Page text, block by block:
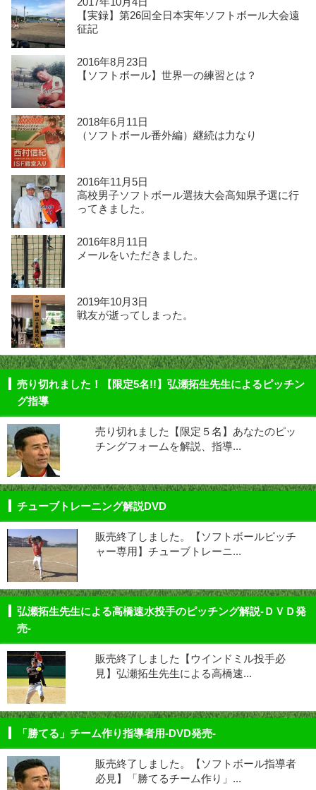
【実録】第26回全日本実年ソフトボール大会遠
征記
2016年8月23日
【ソフトボール】世界一の練習とは？
2018年6月11日
（ソフトボール番外編）継続は力なり
2016年11月5日
高校男子ソフトボール選抜大会高知県予選に行
ってきました。
2016年8月11日
メールをいただきました。
2019年10月3日
戦友が逝ってしまった。
売り切れました！【限定5名!!】弘瀬拓生先生によるピッチン
グ指導
売り切れました【限定５名】あなたのピッ
チングフォームを解説、指導...
チューブトレーニング解説DVD
販売終了しました。【ソフトボールピッチ
ャー専用】チューブトレーニ...
弘瀬拓生先生による高橋速水投手のピッチング解説-ＤＶＤ発
売-
販売終了しました【ウインドミル投手必
見】弘瀬拓生先生による高橋速...
「勝てる」チーム作り指導者用-DVD発売-
販売終了しました。【ソフトボール指導者
必見】「勝てるチーム作り」...